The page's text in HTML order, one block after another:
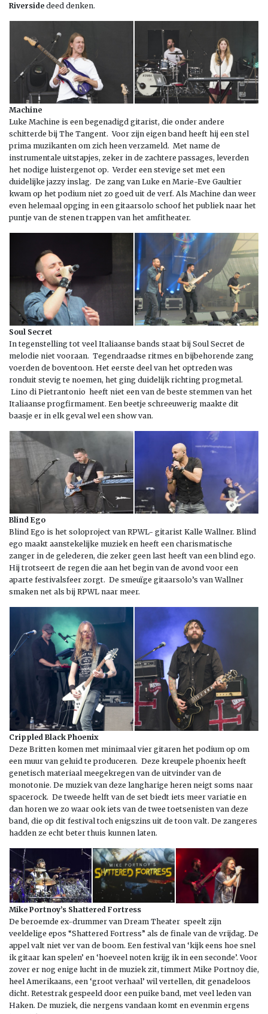
Riverside deed denken.
Machine
Luke Machine is een begenadigd gitarist, die onder andere
schitterde bij The Tangent. Voor zijn eigen band heeft hij een stel
prima muzikanten om zich heen verzameld. Met name de
instrumentale uitstapjes, zeker in de zachtere passages, leverden
het nodige luistergenot op. Verder een stevige set met een
duidelijke jazzy inslag. De zang van Luke en Marie-Eve Gaultier
kwam op het podium niet zo goed uit de verf. Als Machine dan weer
even helemaal opging in een gitaarsolo schoof het publiek naar het
puntje van de stenen trappen van het amfitheater.
Soul Secret
In tegenstelling tot veel Italiaanse bands staat bij Soul Secret de
melodie niet vooraan. Tegendraadse ritmes en bijbehorende zang
voerden de boventoon. Het eerste deel van het optreden was
ronduit stevig te noemen, het ging duidelijk richting progmetal.
Lino di Pietrantonio heeft niet een van de beste stemmen van het
Italiaanse progfirmament. Een beetje schreeuwerig maakte dit
baasje er in elk geval wel een show van.
Blind Ego
Blind Ego is het soloproject van RPWL- gitarist Kalle Wallner. Blind
ego maakt aanstekelijke muziek en heeft een charismatische
zanger in de gelederen, die zeker geen last heeft van een blind ego.
Hij trotseert de regen die aan het begin van de avond voor een
aparte festivalsfeer zorgt. De smeuïge gitaarsolo’s van Wallner
smaken net als bij RPWL naar meer.
Crippled Black Phoenix
Deze Britten komen met minimaal vier gitaren het podium op om
een muur van geluid te produceren. Deze kreupele phoenix heeft
genetisch materiaal meegekregen van de uitvinder van de
monotonie. De muziek van deze langharige heren neigt soms naar
spacerock. De tweede helft van de set biedt iets meer variatie en
dan horen we zo waar ook iets van de twee toetsenisten van deze
band, die op dit festival toch enigszins uit de toon valt. De zangeres
hadden ze echt beter thuis kunnen laten.
Mike Portnoy’s Shattered Fortress
De beroemde ex-drummer van Dream Theater speelt zijn
veeldelige epos “Shattered Fortress” als de finale van de vrijdag. De
appel valt niet ver van de boom. Een festival van ‘kijk eens hoe snel
ik gitaar kan spelen’ en ‘hoeveel noten krijg ik in een seconde’. Voor
zover er nog enige lucht in de muziek zit, timmert Mike Portnoy die,
heel Amerikaans, een ‘groot verhaal’ wil vertellen, dit genadeloos
dicht. Retestrak gespeeld door een puike band, met veel leden van
Haken. De muziek, die nergens vandaan komt en evenmin ergens